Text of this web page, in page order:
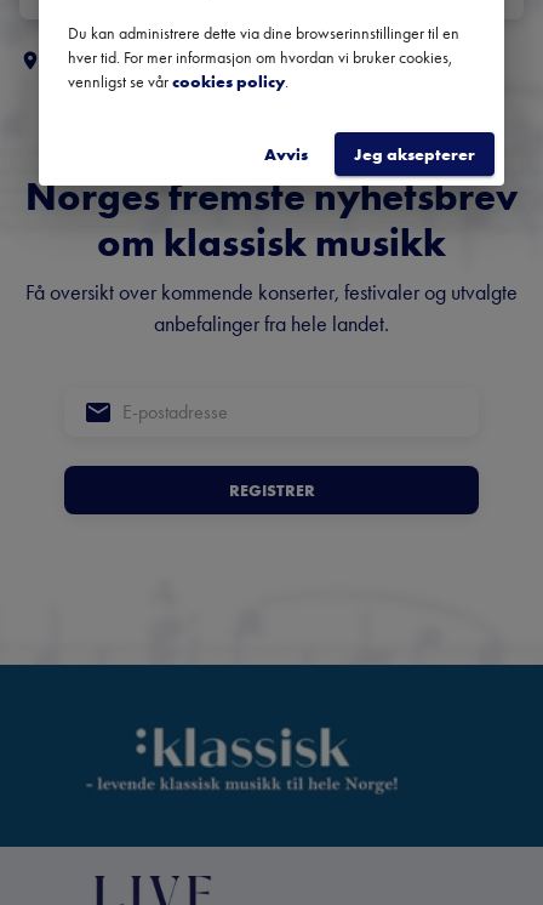
Flere klassiske koncerter iVestfold og Telemark
Norges fremste nyhetsbrev
om klassisk musikk
Få oversikt over kommende konserter, festivaler og utvalgte
anbefalinger fra hele landet.
REGISTRER
Du kan administrere dette via dine browserinnstillinger til en
hver tid. For mer informasjon om hvordan vi bruker cookies,
vennligst se vårcookies policy.
Avvis Jeg aksepterer